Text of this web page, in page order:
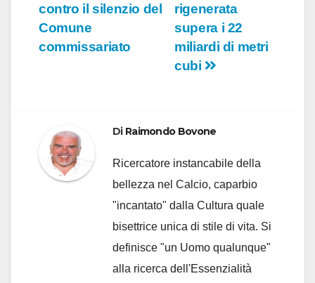
rigenerata
supera i 22
miliardi di metri
cubi
contro il silenzio del
Comune
commissariato
Di Raimondo Bovone
Ricercatore instancabile della
bellezza nel Calcio, caparbio
"incantato" dalla Cultura quale
bisettrice unica di stile di vita. Si
definisce "un Uomo qualunque"
alla ricerca dell'Essenzialità